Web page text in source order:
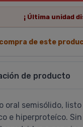
¡ Última unidad
compra de este
de producto
oral semisólido,
e hiperproteí­co.